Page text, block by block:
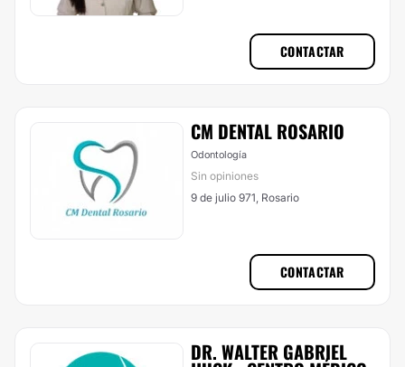
CONTACTAR
CM DENTAL ROSARIO
Odontología
Sin opiniones
9 de julio 971, Rosario
CONTACTAR
DR. WALTER GABRIEL